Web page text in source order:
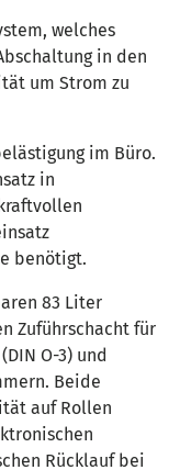
welches
in den
um Strom zu
im Büro.
in
benötigt.
83 Liter
Zuführschacht für
O-3) und
Beide
auf Rollen
Rücklauf bei